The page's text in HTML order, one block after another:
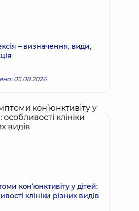
– визначення, види,
05.08.2026
кон’юнктивіту у дітей:
клініки різних видів